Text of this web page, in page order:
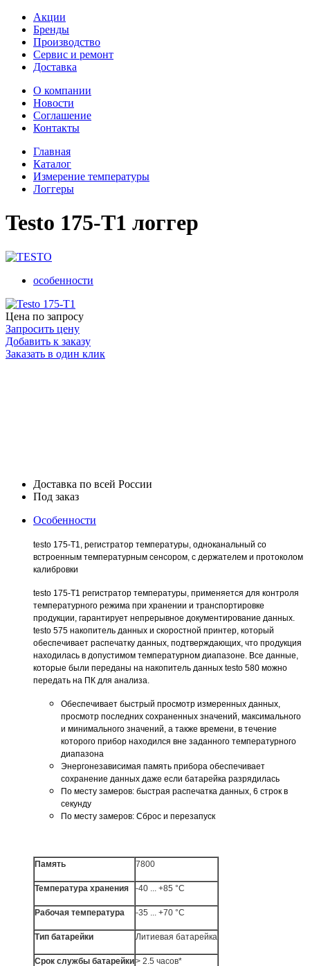
Акции
Бренды
Производство
Сервис и ремонт
Доставка
О компании
Новости
Соглашение
Контакты
Главная
Каталог
Измерение температуры
Логгеры
Testo 175-T1 логгер
особенности
Цена по запросу
Запросить цену
Добавить к заказу
Заказать в один клик
Доставка по всей России
Под заказ
Особенности
testo 175-T1, регистратор температуры, одноканальный со
встроенным температурным сенсором, с держателем и протоколом
калибровки
testo 175-T1 регистратор температуры, применяется для контроля
температурного режима при хранении и транспортировке
продукции, гарантирует непрерывное документирование данных.
testo 575 накопитель данных и скоростной принтер, который
обеспечивает распечатку данных, подтверждающих, что продукция
находилась в допустимом температурном диапазоне. Все данные,
которые были переданы на накопитель данных testo 580 можно
передать на ПК для анализа.
Обеспечивает быстрый просмотр измеренных данных,
просмотр последних сохраненных значений, максимального
и минимального значений, а также времени, в течение
которого прибор находился вне заданного температурного
диапазона
Энергонезависимая память прибора обеспечивает
сохранение данных даже если батарейка разрядилась
По месту замеров: быстрая распечатка данных, 6 строк в
секунду
По месту замеров: Сброс и перезапуск
Память 7800
Температура хранения -40 ... +85 °C
Рабочая температура -35 ... +70 °C
Тип батарейки Литиевая батарейка
Срок службы батарейки> 2.5 часов*